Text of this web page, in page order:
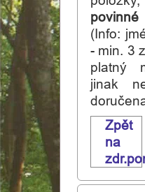
Dekubity
Hospicová
péče
Různé
povinné
(Info:
- min. 3
platný
jinak
Zpět
na